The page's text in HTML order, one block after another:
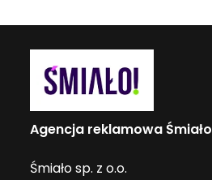
Agencja reklamowa Śmiało
Śmiało sp. z o.o.